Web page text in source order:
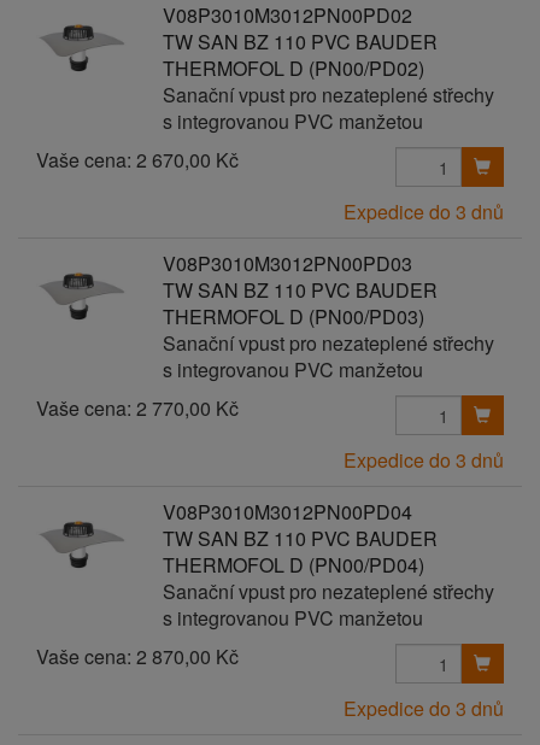
V08P3010M3012PN00PD02
TW SAN BZ 110 PVC BAUDER
THERMOFOL D (PN00/PD02)
Sanační vpust pro nezateplené střechy
s integrovanou PVC manžetou
Vaše cena: 2 670,00 Kč
Expedice do 3 dnů
V08P3010M3012PN00PD03
TW SAN BZ 110 PVC BAUDER
THERMOFOL D (PN00/PD03)
Sanační vpust pro nezateplené střechy
s integrovanou PVC manžetou
Vaše cena: 2 770,00 Kč
Expedice do 3 dnů
V08P3010M3012PN00PD04
TW SAN BZ 110 PVC BAUDER
THERMOFOL D (PN00/PD04)
Sanační vpust pro nezateplené střechy
s integrovanou PVC manžetou
Vaše cena: 2 870,00 Kč
Expedice do 3 dnů